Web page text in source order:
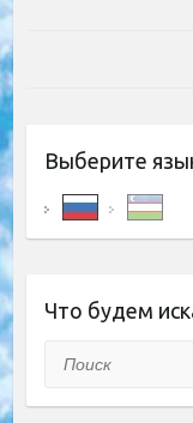
Выберите
Что будем
Поиск